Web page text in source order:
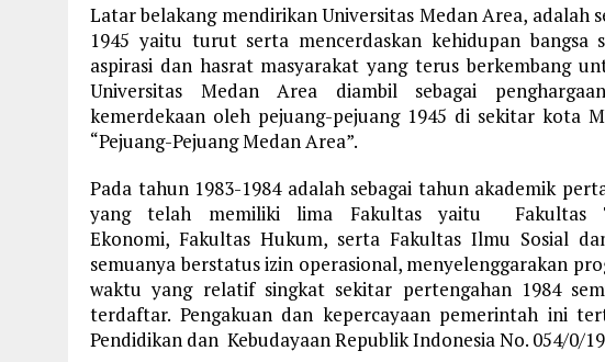
Latar belakang mendirikan Universitas Medan Area, adalah
1945 yaitu turut serta mencerdaskan kehidupan bangsa
aspirasi dan hasrat masyarakat yang terus berkembang
Universitas Medan Area diambil sebagai
kemerdekaan oleh pejuang-pejuang 1945 di sekitar kota
“Pejuang-Pejuang Medan Area”.
Pada tahun 1983-1984 adalah sebagai tahun akademik
yang telah memiliki lima Fakultas yaitu Fakultas
Ekonomi, Fakultas Hukum, serta Fakultas Ilmu Sosial
semuanya berstatus izin operasional, menyelenggarakan
waktu yang relatif singkat sekitar pertengahan 1984
terdaftar. Pengakuan dan kepercayaan pemerintah ini
Pendidikan dan Kebudayaan Republik Indonesia No. 054/0/